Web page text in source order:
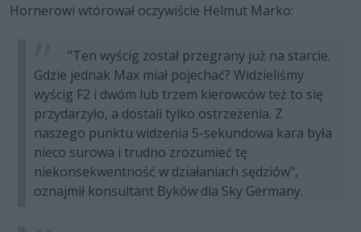
Hornerowi wtórował oczywiście Helmut Marko:
"Ten wyścig został przegrany już na starcie.
Gdzie jednak Max miał pojechać? Widzieliśmy
wyścig F2 i dwóm lub trzem kierowców też to się
przydarzyło, a dostali tylko ostrzeżenia. Z
naszego punktu widzenia 5-sekundowa kara była
nieco surowa i trudno zrozumieć tę
niekonsekwentność w działaniach sędziów",
oznajmił konsultant Byków dla Sky Germany.